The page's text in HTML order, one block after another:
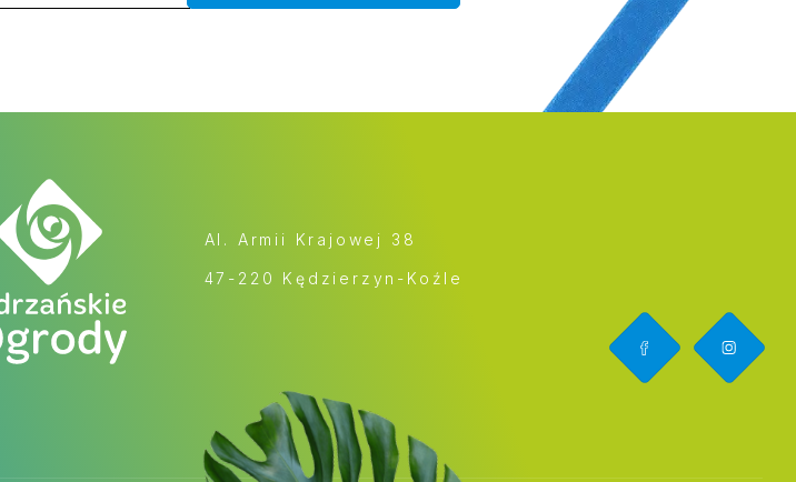
Al. Armii Krajowej 38
47-220 Kędzierzyn-Koźle